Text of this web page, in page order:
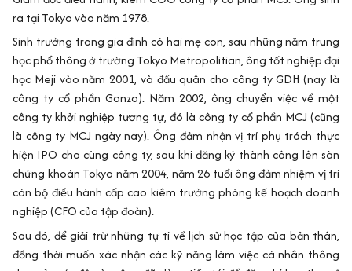
ra tại Tokyo vào năm 1978.
Sinh trưởng trong gia đình có hai mẹ con, sau những năm trung
học phổ thông ở trường Tokyo Metropolitian, ông tốt nghiệp đại
học Meji vào năm 2001, và đầu quân cho công ty GDH (nay là
công ty cổ phần Gonzo). Năm 2002, ông chuyển việc về một
công ty khởi nghiệp tương tự, đó là công ty cổ phần MCJ (cũng
là công ty MCJ ngày nay). Ông đảm nhận vị trí phụ trách thực
hiện IPO cho cùng công ty, sau khi đăng ký thành công lên sàn
chứng khoán Tokyo năm 2004, năm 26 tuổi ông đảm nhiệm vị trí
cán bộ điều hành cấp cao kiêm trưởng phòng kế hoạch doanh
nghiệp (CFO của tập đoàn).
Sau đó, để giải trừ những tự ti về lịch sử học tập của bản thân,
đồng thời muốn xác nhận các kỹ năng làm việc cá nhân thông